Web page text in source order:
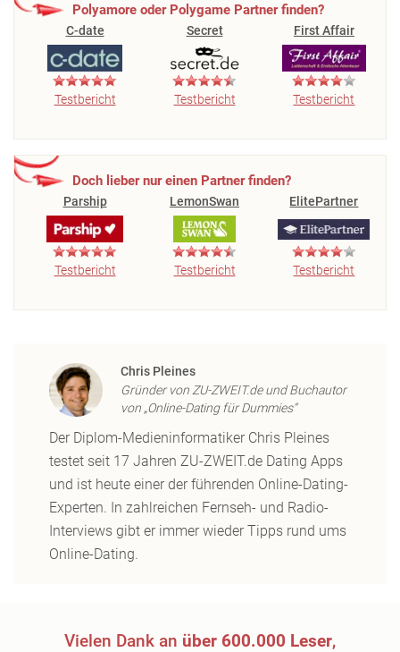
Polyamore oder Polygame Partner finden?
C-date
Testbericht
Secret
Testbericht
First Affair
Testbericht
Doch lieber nur einen Partner finden?
Parship
Testbericht
LemonSwan
Testbericht
ElitePartner
Testbericht
Chris Pleines
Gründer von ZU-ZWEIT.de und Buchautor
von „Online-Dating für Dummies“
Der Diplom-Medieninformatiker Chris Pleines
testet seit 17 Jahren ZU-ZWEIT.de Dating Apps
und ist heute einer der führenden Online-Dating-
Experten. In zahlreichen Fernseh- und Radio-
Interviews gibt er immer wieder Tipps rund ums
Online-Dating.
Vielen Dank an über 600.000 Leser,